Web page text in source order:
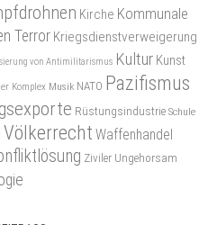
Kirche Kommunale
Terror Kriegsdienstverweigerung
von Antimilitarismus Kultur Kunst
Komplex Musik NATO Pazifismus
Rüstungsindustrie Schule
Völkerrecht Waffenhandel
Ziviler Ungehorsam